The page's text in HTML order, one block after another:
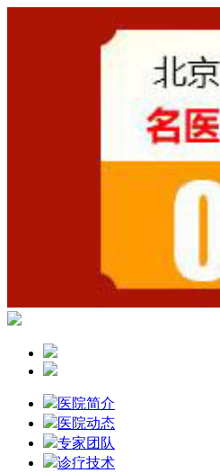
医院简介
医院动态
专家团队
诊疗技术